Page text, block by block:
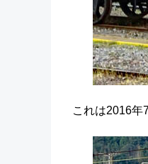
これは2016年